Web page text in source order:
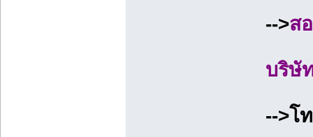
-->ส
บริษั
-->โ